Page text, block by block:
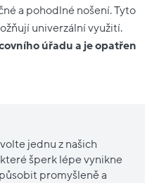
a pohodlné nošení. Tyto
univerzální využití.
úřadu a je opatřen
jednu z našich
šperk lépe vynikne
promyšleně a